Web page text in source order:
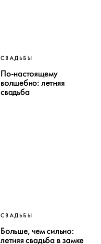
СВАДЬБЫ
По-настоящему
волшебно: летняя
свадьба
СВАДЬБЫ
Больше, чем сильно:
летняя свадьба в замке